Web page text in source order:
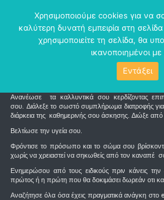
Τι είναι το e-farmacy
Ανανέωσε τα καλλυντικά σου κερδίζοντας
σου. Διάλεξε το σωστό συμπλήρωμα διατροφής για
διάρκεια της καθημερινής σου άσκησης. Διώξε
Βελτίωσε την υγεία σου.
Φρόντισε το πρόσωπο και το σώμα σου
χωρίς να χρειαστεί να σηκωθείς από τον καναπέ
Ενημερώσου από τους ειδικούς πριν κάνεις
πρώτος ή η πρώτη που θα δοκιμάσει δωρεάν οτι
Αναζήτησε όλα όσα έχεις πραγματικά ανάγκη
Χρησιμοποιούμε cookies για να
καλύτερη δυνατή εμπειρία στη
χρησιμοποιείτε τη σελίδα, θα
ικανοποιημένοι
Εντάξει